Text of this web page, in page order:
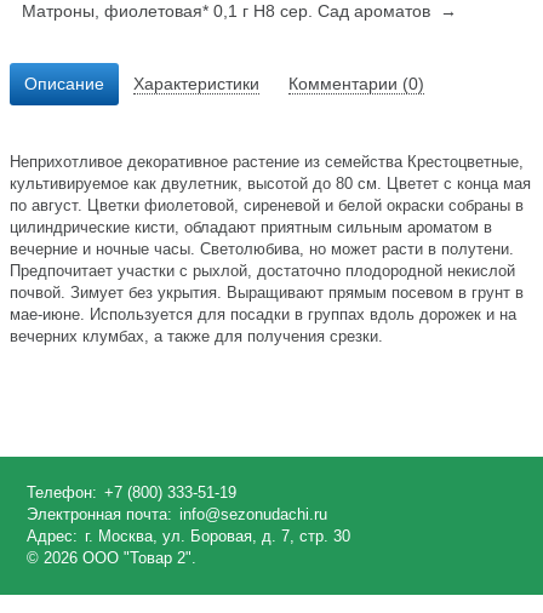
Матроны, фиолетовая* 0,1 г Н8 сер. Сад ароматов →
Описание Характеристики Комментарии (0)
Неприхотливое декоративное растение из семейства Крестоцветные,
культивируемое как двулетник, высотой до 80 см. Цветет с конца мая
по август. Цветки фиолетовой, сиреневой и белой окраски собраны в
цилиндрические кисти, обладают приятным сильным ароматом в
вечерние и ночные часы. Светолюбива, но может расти в полутени.
Предпочитает участки с рыхлой, достаточно плодородной некислой
почвой. Зимует без укрытия. Выращивают прямым посевом в грунт в
мае-июне. Используется для посадки в группах вдоль дорожек и на
вечерних клумбах, а также для получения срезки.
Телефон: +7 (800) 333-51-19
Электронная почта: info@sezonudachi.ru
Адрес: г. Москва, ул. Боровая, д. 7, стр. 30
© 2026 ООО "Товар 2".